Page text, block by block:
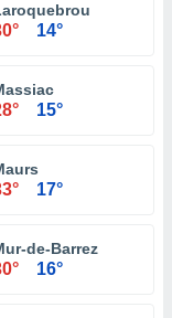
14°
15°
17°
de-Barrez
16°